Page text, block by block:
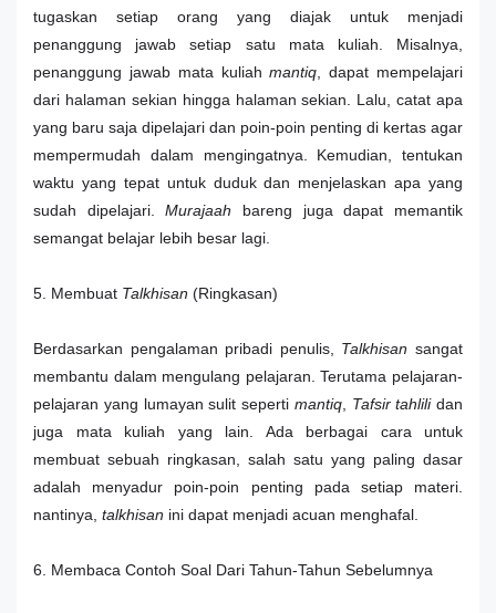
tugaskan setiap orang yang diajak untuk menjadi
penanggung jawab setiap satu mata kuliah. Misalnya,
penanggung jawab mata kuliahmantiq , dapat mempelajari
dari halaman sekian hingga halaman sekian. Lalu, catat apa
yang baru saja dipelajari dan poin-poin penting di kertas agar
mempermudah dalam mengingatnya. Kemudian, tentukan
waktu yang tepat untuk duduk dan menjelaskan apa yang
sudah dipelajari.Murajaah bareng juga dapat memantik
semangat belajar lebih besar lagi.
5. Membuat Talkhisan (Ringkasan)
Berdasarkan pengalaman pribadi penulis, Talkhisan sangat
membantu dalam mengulang pelajaran. Terutama pelajaran-
pelajaran yang lumayan sulit seperti mantiq, Tafsir tahlilidan
juga mata kuliah yang lain. Ada berbagai cara untuk
membuat sebuah ringkasan, salah satu yang paling dasar
adalah menyadur poin-poin penting pada setiap materi.
nantinya, talkhisan ini dapat menjadi acuan menghafal.
6. Membaca Contoh Soal Dari Tahun-Tahun Sebelumnya